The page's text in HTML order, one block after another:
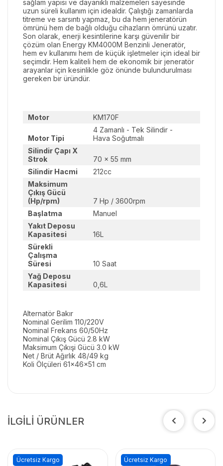
sağlam yapısı ve dayanıklı malzemeleri sayesinde
uzun süreli kullanım için idealdir. Çalıştığı zamanlarda
titreme ve sarsıntı yapmaz, bu da hem jeneratörün
ömrünü hem de bağlı olduğu cihazların ömrünü uzatır.
Son olarak, enerji kesintilerine karşı güvenilir bir
çözüm olan Energy KM4000M Benzinli Jeneratör,
hem ev kullanımı hem de küçük işletmeler için ideal bir
seçimdir. Hem kaliteli hem de ekonomik bir jeneratör
arayanlar için kesinlikle göz önünde bulundurulması
gereken bir üründür.
Motor KM170F
Motor Tipi
4 Zamanlı - Tek Silindir -
Hava Soğutmalı
Silindir Çapı X
Strok
70 x 55 mm
Silindir Hacmi
212cc
Maksimum
Çıkış Gücü
(Hp/rpm)
7 Hp / 3600rpm
Başlatma
Manuel
Yakıt Deposu
Kapasitesi
16L
Sürekli
Çalışma
Süresi
10 Saat
Yağ Deposu
Kapasitesi
0,6L
Alternatör Bakır
Nominal Gerilim 110/220V
Nominal Frekans 60/50Hz
Nominal Çıkış Gücü 2.8 kW
Maksimum Çıkışi Gücü 3.0 kW
Net / Brüt Ağırlık 48/49 kg
Koli Ölçüleri 61x46x51 cm
İLGİLİ ÜRÜNLER
Ücretsiz Kargo Ücretsiz Kargo